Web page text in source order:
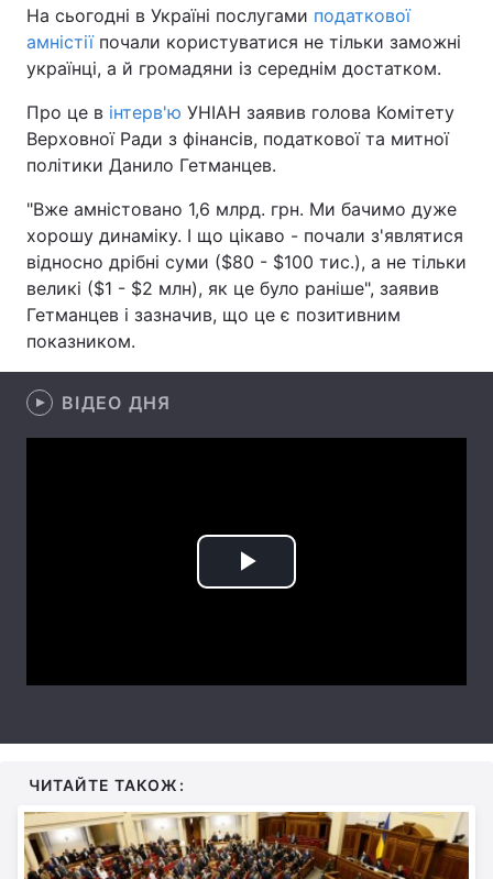
Україна Політика
Економіка
Спорт Наука
Техно і зв'язок
Зброя Інциденти
Здоров'я Туризм
Цікавинки Погода
Екологія
Лонгріди
На сьогодні в Україні послугами податкової
амністіїпочали користуватися не тільки заможні
українці, а й громадяни із середнім достатком.
Про це в інтерв'ю УНІАН заявив голова Комітету
Верховної Ради з фінансів, податкової та митної
політики Данило Гетманцев.
"Вже амністовано 1,6 млрд. грн. Ми бачимо дуже
хорошу динаміку. І що цікаво - почали з'являтися
відносно дрібні суми ($80 - $100 тис.), а не тільки
великі ($1 - $2 млн), як це було раніше", заявив
Гетманцев і зазначив, що це є позитивним
показником.
ВІДЕО ДНЯ
Play
ЧИТАЙТЕ ТАКОЖ: